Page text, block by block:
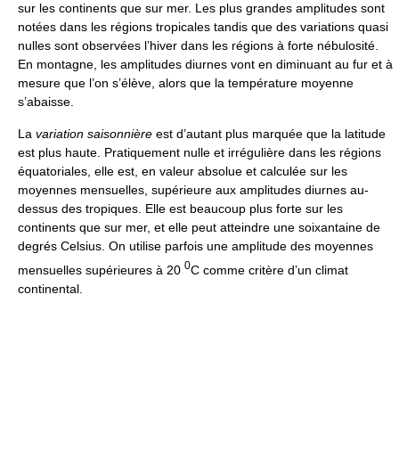
sur les continents que sur mer. Les plus grandes amplitudes sont
notées dans les régions tropicales tandis que des variations quasi
nulles sont observées l’hiver dans les régions à forte nébulosité.
En montagne, les amplitudes diurnes vont en diminuant au fur et à
mesure que l’on s’élève, alors que la température moyenne
s’abaisse.
La variation saisonnière est d’autant plus marquée que la latitude
est plus haute. Pratiquement nulle et irrégulière dans les régions
équatoriales, elle est, en valeur absolue et calculée sur les
moyennes mensuelles, supérieure aux amplitudes diurnes au-
dessus des tropiques. Elle est beaucoup plus forte sur les
continents que sur mer, et elle peut atteindre une soixantaine de
degrés Celsius. On utilise parfois une amplitude des moyennes
mensuelles supérieures à 20 0C comme critère d’un climat
continental.